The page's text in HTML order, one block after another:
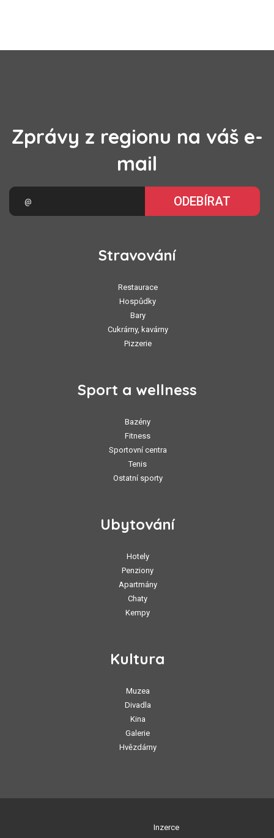
Zprávy z regionu na váš e-
mail
ODEBÍRAT
Stravování
Restaurace
Hospůdky
Bary
Cukrárny, kavárny
Pizzerie
Sport a wellness
Bazény
Fitness
Sportovní centra
Tenis
Ostatní sporty
Ubytování
Hotely
Penziony
Apartmány
Chaty
Kempy
Kultura
Muzea
Divadla
Kina
Galerie
Hvězdárny
Inzerce